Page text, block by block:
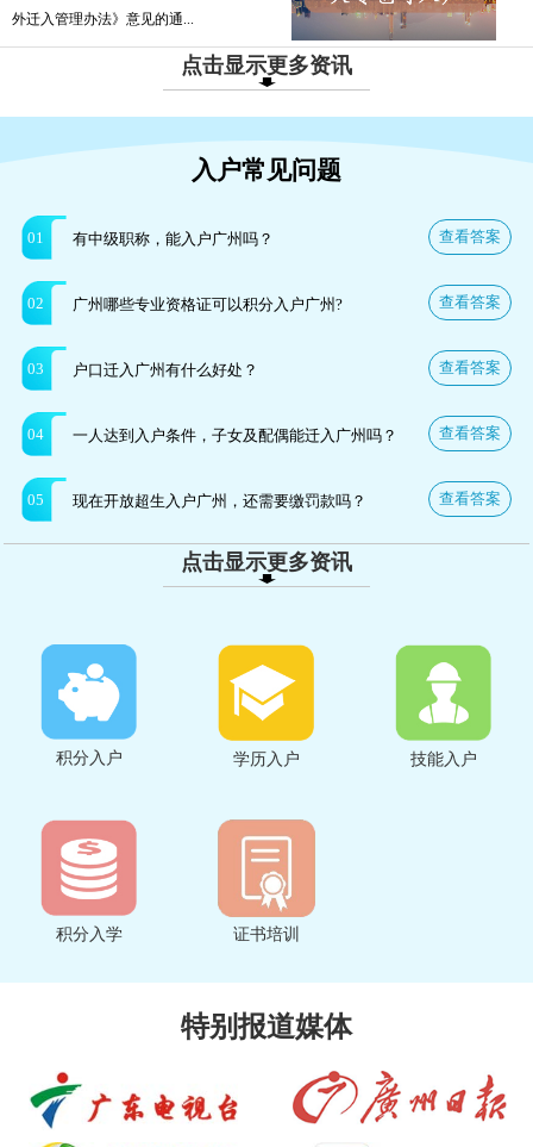
外迁入管理办法》意见的通...
点击显示更多资讯
入户常见问题
查看答案
01 有中级职称，能入户广州吗？
查看答案
02 广州哪些专业资格证可以积分入户广州?
查看答案
03 户口迁入广州有什么好处？
查看答案
04 一人达到入户条件，子女及配偶能迁入广州吗？
查看答案
05 现在开放超生入户广州，还需要缴罚款吗？
点击显示更多资讯
积分入户 学历入户 技能入户
积分入学 证书培训
特别报道媒体